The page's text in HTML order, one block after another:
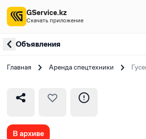
Объявления
Главная Аренда спецтехники
В архиве
GService.kz
Скачать приложение